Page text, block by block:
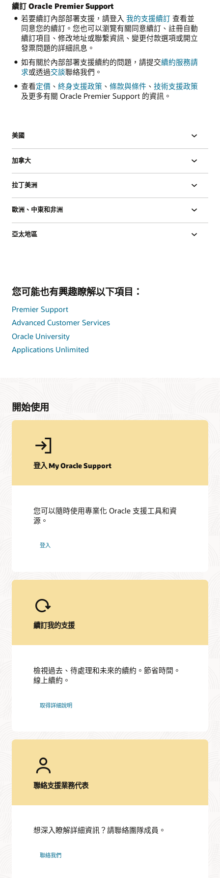
續訂 Oracle Premier Support
若要續訂內部部署支援，請登入 我的支援續訂查看並
同意您的續訂。您也可以瀏覽有關同意續訂、註冊自動
續訂項目、修改地址或聯繫資訊、變更付款選項或開立
發票問題的詳細訊息。
如有關於內部部署支援續約的問題，請提交續約服務請
求或透過交談聯絡我們。
查看定價 、 終身支援政策、 條款與條件 、 技術支援政策
及更多有關 Oracle Premier Support 的資訊。
美國
加拿大
拉丁美洲
歐洲、中東和非洲
亞太地區
您可能也有興趣瞭解以下項目：
Premier Support
Advanced Customer Services
Oracle University
Applications Unlimited
開始使用
登入 My Oracle Support
您可以隨時使用專業化 Oracle 支援工具和資
源。
登入
續訂我的支援
檢視過去、待處理和未來的續約。節省時間。
線上續約。
取得詳細說明
聯絡支援業務代表
想深入瞭解詳細資訊？請聯絡團隊成員。
聯絡我們